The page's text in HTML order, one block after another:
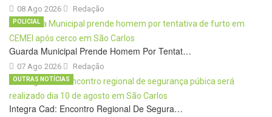
08 Ago 2026 Redação
Guarda Municipal Prende Homem Por Tentat…
07 Ago 2026
POLICIAL
Redação
Integra Cad: Encontro Regional De Segura…
OUTRAS NOTÍCIAS